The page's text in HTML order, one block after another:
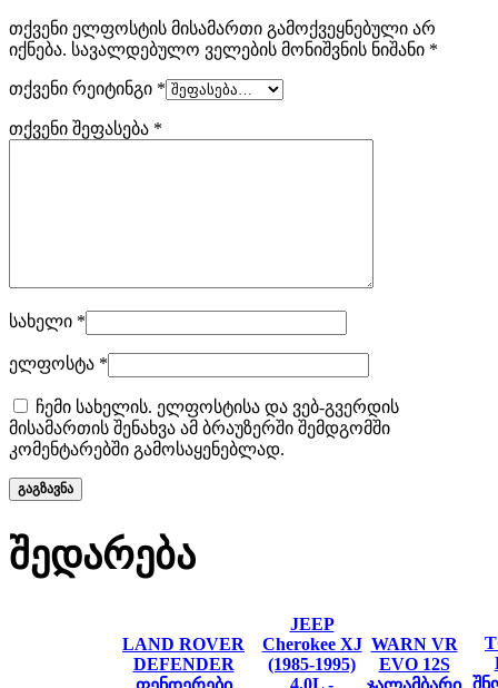
თქვენი ელფოსტის მისამართი გამოქვეყნებული არ
იქნება. სავალდებულო ველების მონიშვნის ნიშანი *
თქვენი რეიტინგი *
თქვენი შეფასება *
სახელი *
ელფოსტა *
ჩემი სახელის. ელფოსტისა და ვებ-გვერდის
მისამართის შენახვა ამ ბრაუზერში შემდგომში
კომენტარებში გამოსაყენებლად.
შედარება
LAND ROVER
DEFENDER
JEEP
Cherokee XJ
(1985-1995)
WARN VR
EVO 12S